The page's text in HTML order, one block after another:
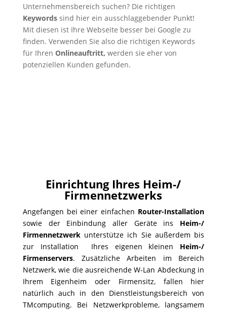
Unternehmensbereich suchen? Die richtigen
Keywordssind hier ein ausschlaggebender Punkt!
Mit diesen ist Ihre Webseite besser bei Google zu
finden. Verwenden Sie also die richtigen Keywords
für Ihren Onlineauftritt, werden sie eher von
potenziellen Kunden gefunden.
Einrichtung Ihres Heim-/
Firmennetzwerks
Angefangen bei einer einfachen Router-Installation
sowie der Einbindung aller Geräte ins Heim-/
Firmennetzwerkunterstütze ich Sie außerdem bis
zur Installation Ihres eigenen kleinen Heim-/
Firmenservers. Zusätzliche Arbeiten im Bereich
Netzwerk, wie die ausreichende W-Lan Abdeckung in
Ihrem Eigenheim oder Firmensitz, fallen hier
natürlich auch in den Dienstleistungsbereich von
TMcomputing. Bei Netzwerkprobleme, langsamem